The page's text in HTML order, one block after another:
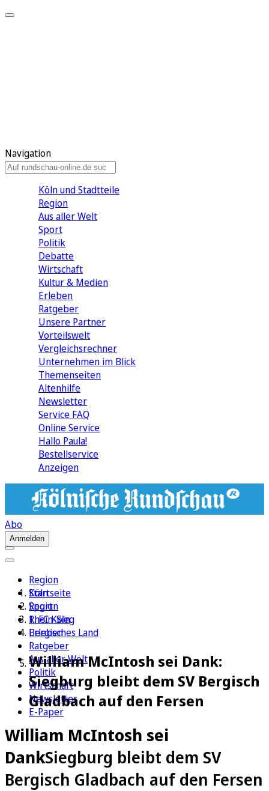
Navigation
Köln und Stadtteile
Region
Aus aller Welt
Sport
Politik
Debatte
Wirtschaft
Kultur & Medien
Erleben
Ratgeber
Unsere Partner
Vorteilswelt
Vergleichsrechner
Unternehmen im Blick
Themenseiten
Altenhilfe
Newsletter
Service FAQ
Online Service
Hallo Paula!
Bestellservice
Anzeigen
Abo
Anmelden
Region
Köln
Sport
1. FC Köln
Erleben
Ratgeber
Aus aller Welt
Politik
Wirtschaft
Newsletter
E-Paper
Startseite
Region
Rhein-Sieg
Bergisches Land
William McIntosh sei Dank:
Siegburg bleibt dem SV Bergisch
Gladbach auf den Fersen
William McIntosh sei
DankSiegburg bleibt dem SV
Bergisch Gladbach auf den Fersen